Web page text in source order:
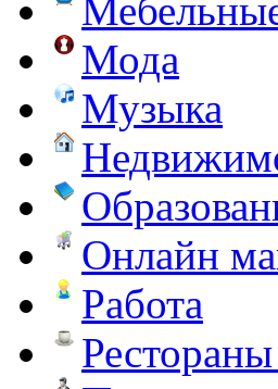
Мода
Музыка
Онлайн
Работа